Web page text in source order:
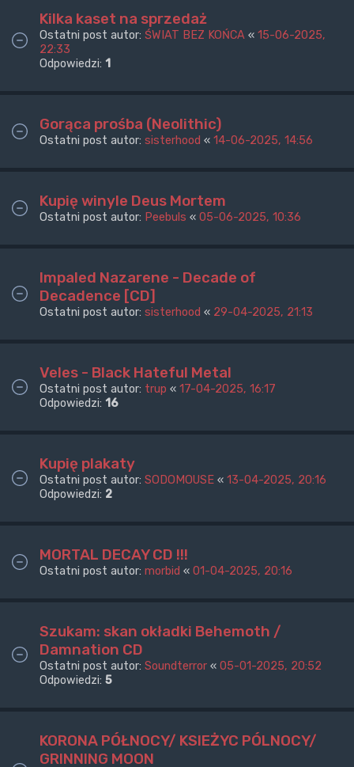
Kilka kaset na sprzedaż
Ostatni post autor: ŚWIAT BEZ KOŃCA « 15-06-2025,
22:33
Odpowiedzi: 1
Gorąca prośba (Neolithic)
Ostatni post autor: sisterhood « 14-06-2025, 14:56
Kupię winyle Deus Mortem
Ostatni post autor: Peebuls « 05-06-2025, 10:36
Impaled Nazarene - Decade of
Decadence [CD]
Ostatni post autor: sisterhood « 29-04-2025, 21:13
Veles - Black Hateful Metal
Ostatni post autor: trup « 17-04-2025, 16:17
Odpowiedzi: 16
Kupię plakaty
Ostatni post autor: SODOMOUSE « 13-04-2025, 20:16
Odpowiedzi: 2
MORTAL DECAY CD !!!
Ostatni post autor: morbid « 01-04-2025, 20:16
Szukam: skan okładki Behemoth /
Damnation CD
Ostatni post autor: Soundterror « 05-01-2025, 20:52
Odpowiedzi: 5
KORONA PÓŁNOCY/ KSIEŻYC PÓLNOCY/
GRINNING MOON